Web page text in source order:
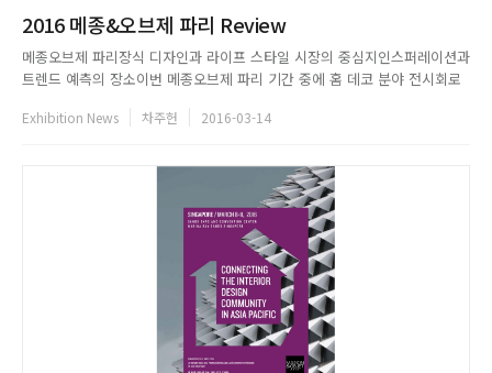
2016 메종&오브제 파리 Review
메종오브제 파리장식 디자인과 라이프 스타일 시장의 중심지인스퍼레이션과
트렌드 예측의 장소이번 메종오브제 파리 기간 중에 홈 데코 분야 전시회로
회의 모습을 볼 수 있었다.방문객들은 전시회의 다양한 프로그램으로 영감을
Exhibition News 차주헌 2016-03-14